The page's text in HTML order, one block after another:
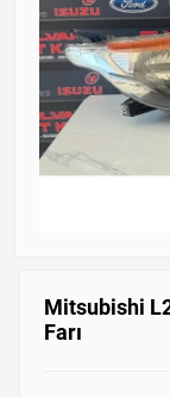
Mitsubishi
Farı